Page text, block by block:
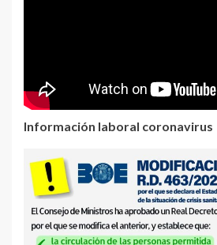
Información laboral coronavirus